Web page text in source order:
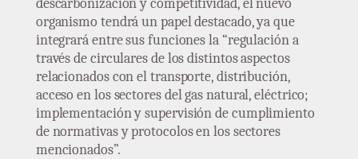
descarbonización y competitividad, el nuevo
organismo tendrá un papel destacado, ya que
integrará entre sus funciones la “regulación a
través de circulares de los distintos aspectos
relacionados con el transporte, distribución,
acceso en los sectores del gas natural, eléctrico;
implementación y supervisión de cumplimiento
de normativas y protocolos en los sectores
mencionados”.